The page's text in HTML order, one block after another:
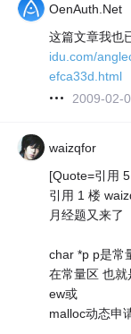
OenAuth.Net
这篇文章我也
idu.com/
efca33d.html
2009-02-
waizqfor
[Quote=引用
引用 1 楼
月经题又来了
char *p p是常
在常量区 也
ew或
malloc动态申